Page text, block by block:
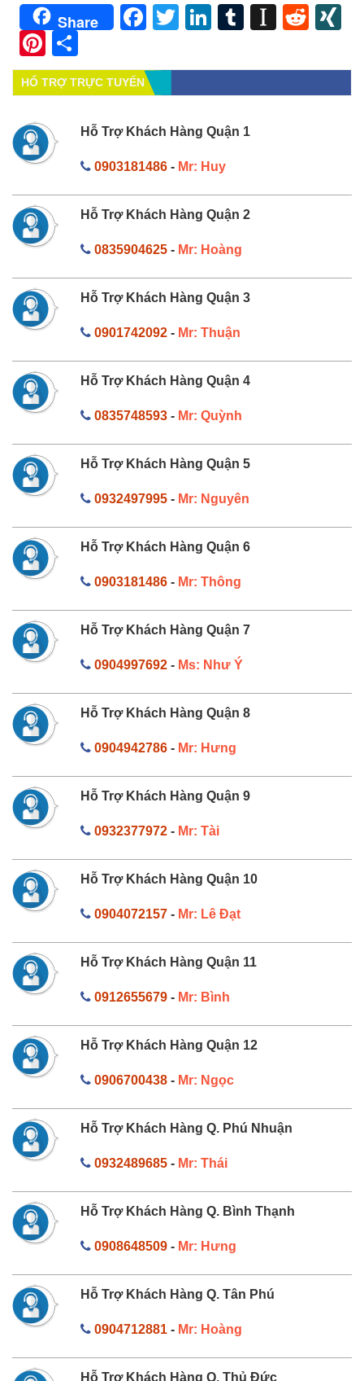
Share Facebook
TwitterLinkedIn
Tumblr
Pinterest
HỔ TRỢ TRỰC TUYẾN
Hỗ Trợ Khách Hàng Quận 1
0903181486- Mr: Huy
Hỗ Trợ Khách Hàng Quận 2
0835904625- Mr: Hoàng
Hỗ Trợ Khách Hàng Quận 3
0901742092- Mr: Thuận
Hỗ Trợ Khách Hàng Quận 4
0835748593- Mr: Quỳnh
Hỗ Trợ Khách Hàng Quận 5
0932497995- Mr: Nguyên
Hỗ Trợ Khách Hàng Quận 6
0903181486- Mr: Thông
Hỗ Trợ Khách Hàng Quận 7
0904997692- Ms: Như Ý
Hỗ Trợ Khách Hàng Quận 8
0904942786- Mr: Hưng
Hỗ Trợ Khách Hàng Quận 9
0932377972- Mr: Tài
Hỗ Trợ Khách Hàng Quận 10
0904072157- Mr: Lê Đạt
Hỗ Trợ Khách Hàng Quận 11
0912655679- Mr: Bình
Hỗ Trợ Khách Hàng Quận 12
0906700438- Mr: Ngọc
Hỗ Trợ Khách Hàng Q. Phú Nhuận
0932489685- Mr: Thái
Hỗ Trợ Khách Hàng Q. Bình Thạnh
0908648509- Mr: Hưng
Hỗ Trợ Khách Hàng Q. Tân Phú
0904712881- Mr: Hoàng
Hỗ Trợ Khách Hàng Q. Thủ Đức